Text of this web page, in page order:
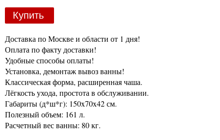
Купить
Доставка по Москве и области от 1 дня!
Оплата по факту доставки!
Удобные способы оплаты!
Установка, демонтаж вывоз ванны!
Классическая форма, расширенная чаша.
Лёгкость ухода, простота в обслуживании.
Габариты (д*ш*г): 150x70x42 см.
Полезный объем: 161 л.
Расчетный вес ванны: 80 кг.